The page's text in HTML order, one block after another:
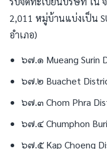
2,011 หมู่บ้านแบ่งเป็น
อำเภอ)
๖๗.๑ Mueang Surin
๖๗.๒ Buachet
๖๗.๓ Chom Phra
๖๗.๔ Chumphon
๖๗.๕ Kap Choeng